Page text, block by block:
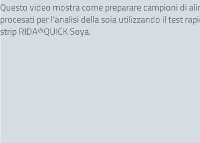
Questo video mostra come preparare campioni di
procesati per l’analisi della soia utilizzando il test
strip RIDA®QUICK Soya.